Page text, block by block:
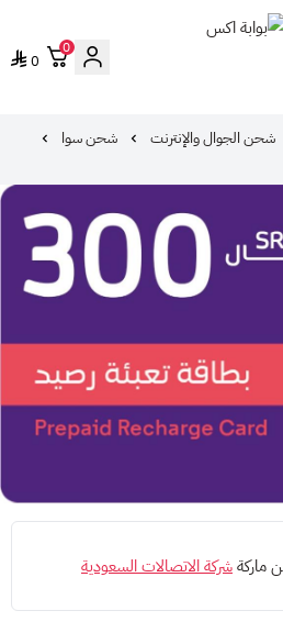
0
0
شحن الجوال والإنترنت
شحن سوا
ماركةشركة الاتصالات السعودية